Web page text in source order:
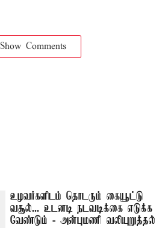
Show Comments
உழவர்களிடம் தொடரும் கையூட்டு
வசூல்... உடனடி நடவடிக்கை எடுக்க
வேண்டும் - அன்புமணி வலியுறுத்தல்